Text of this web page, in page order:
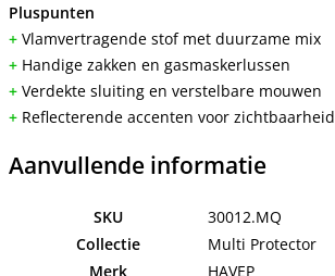
Pluspunten
+ Vlamvertragende stof met duurzame mix
+ Handige zakken en gasmaskerlussen
+ Verdekte sluiting en verstelbare mouwen
+ Reflecterende accenten voor zichtbaarheid
Aanvullende informatie
SKU
30012.MQ
Collectie
Multi Protector
Merk
HAVEP